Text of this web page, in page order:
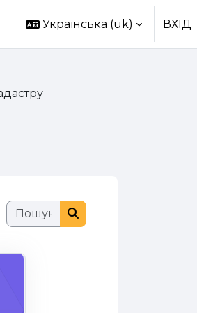
Українська ‎(uk)‎ ВХІД
Пошук курсів
Пошук курсів
діяльності (вибіркова)